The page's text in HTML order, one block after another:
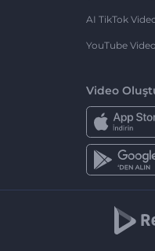
AI TikTok
YouTube
Video